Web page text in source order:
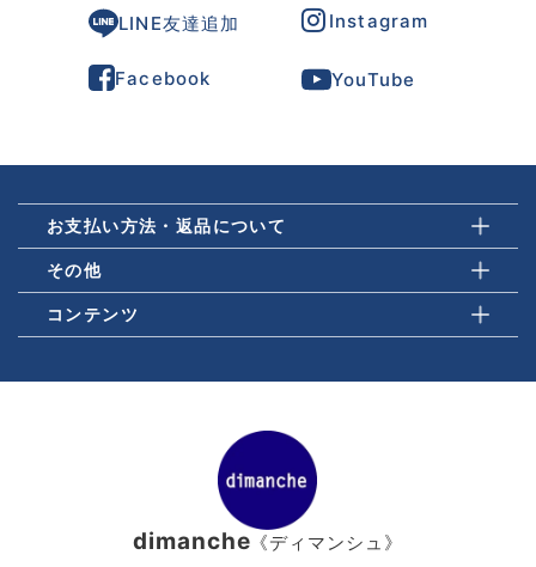
LINE友達追加 Instagram
Facebook YouTube
お支払い方法・返品について
その他
コンテンツ
dimanche 《ディマンシュ》